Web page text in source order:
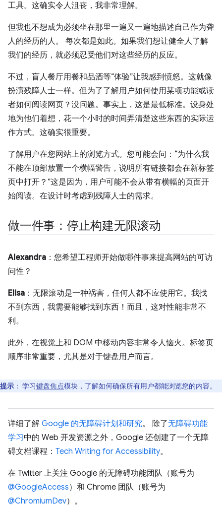
工具。这确实令人沮丧，我非常理解。
但我也不想成为必须坐在那里一遍又一遍地描述自己作为聋
人的经历的人。 每次都是如此。如果我们想让健全人了解
我们的经历，就必须忍受他们对这些经历的反应。
不过，盲人餐厅用餐和品酒等“体验”让我感到愤怒。这就像
扮演残障人士一样。但为了了解用户如何使用某项功能或读
者如何阅读网页？没问题。事实上，这是最低标准。设身处
地为他们着想，花一个小时的时间弄清楚这些东西的实际运
作方式。这确实很重要。
了解用户在您网站上的浏览方式。您可能会问：“为什么我
不能在顶部放置一个横幅警告，说明所有链接都会在新标签
页中打开？”这是因为，用户可能不会从带有横幅的页面开
始阅读。在设计时考虑到残障人士的需求。
做一件事：停止构建无限滚动
Alexandra ：您希望工程师开始做哪件事来提高网站的可访
问性？
Elisa ：无限滚动是一种祸害，任何人都不应使用它。我找
不到东西，我需要能够找到东西！而且，这对性能非常不
利。
此外，在视觉上和 DOM 中移动内容非常令人恼火。标签页
顺序非常重要，尤其是对于键盘用户而言。
提示 ： 学习键盘焦点模块，了解如何确保所有用户都能浏览您的内容。
详细了解 Google 的无障碍计划和研究。 除了无障碍功能
学习中的 Web 开发资源之外，Google 还创建了一个无障
碍文档课程： Tech Writing for Accessibility。
在 Twitter 上关注 Google 的无障碍功能团队（账号为
@GoogleAccess）和 Chrome 团队（账号为
@ChromiumDev）。